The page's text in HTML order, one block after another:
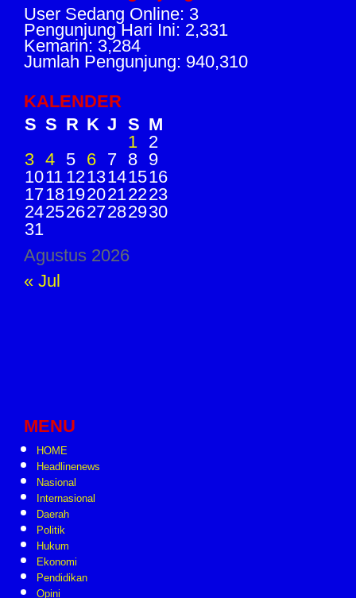
User Sedang Online: 3
Pengunjung Hari Ini: 2,331
Kemarin: 3,284
Jumlah Pengunjung: 940,310
KALENDER
Agustus 2026
S S R K J S M
1 2
3 4 5 6 7 8 9
1011 1213141516
17181920212223
24252627282930
31
« Jul
MENU
HOME
Headlinenews
Nasional
Internasional
Daerah
Politik
Hukum
Ekonomi
Pendidikan
Opini